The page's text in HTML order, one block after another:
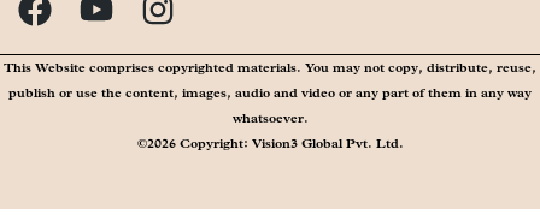
This Website comprises copyrighted materials. You may not copy, distribute, reuse,
publish or use the content, images, audio and video or any part of them in any way
whatsoever.
©2026 Copyright: Vision3 Global Pvt. Ltd.